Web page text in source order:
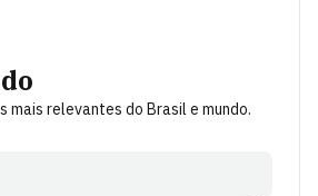
mais relevantes do Brasil e mundo.